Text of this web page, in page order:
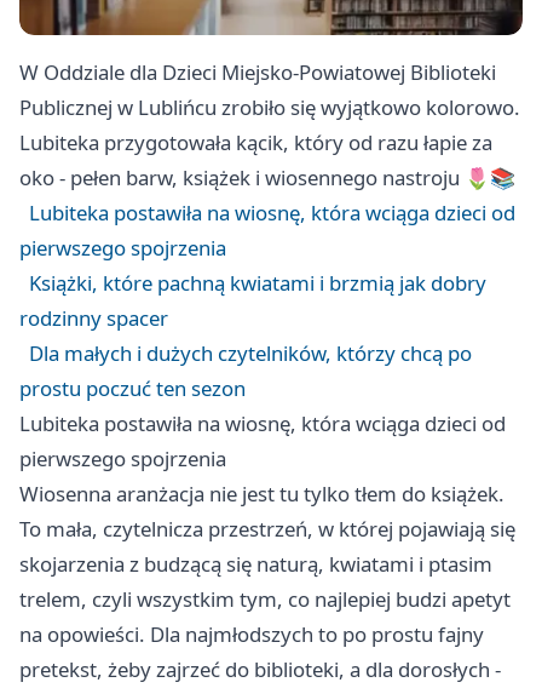
W Oddziale dla Dzieci Miejsko-Powiatowej Biblioteki
Publicznej w Lublińcu zrobiło się wyjątkowo kolorowo.
Lubiteka przygotowała kącik, który od razu łapie za
oko - pełen barw, książek i wiosennego nastroju 🌷📚
Lubiteka postawiła na wiosnę, która wciąga dzieci od
pierwszego spojrzenia
Książki, które pachną kwiatami i brzmią jak dobry
rodzinny spacer
Dla małych i dużych czytelników, którzy chcą po
prostu poczuć ten sezon
Lubiteka postawiła na wiosnę, która wciąga dzieci od
pierwszego spojrzenia
Wiosenna aranżacja nie jest tu tylko tłem do książek.
To mała, czytelnicza przestrzeń, w której pojawiają się
skojarzenia z budzącą się naturą, kwiatami i ptasim
trelem, czyli wszystkim tym, co najlepiej budzi apetyt
na opowieści. Dla najmłodszych to po prostu fajny
pretekst, żeby zajrzeć do biblioteki, a dla dorosłych -